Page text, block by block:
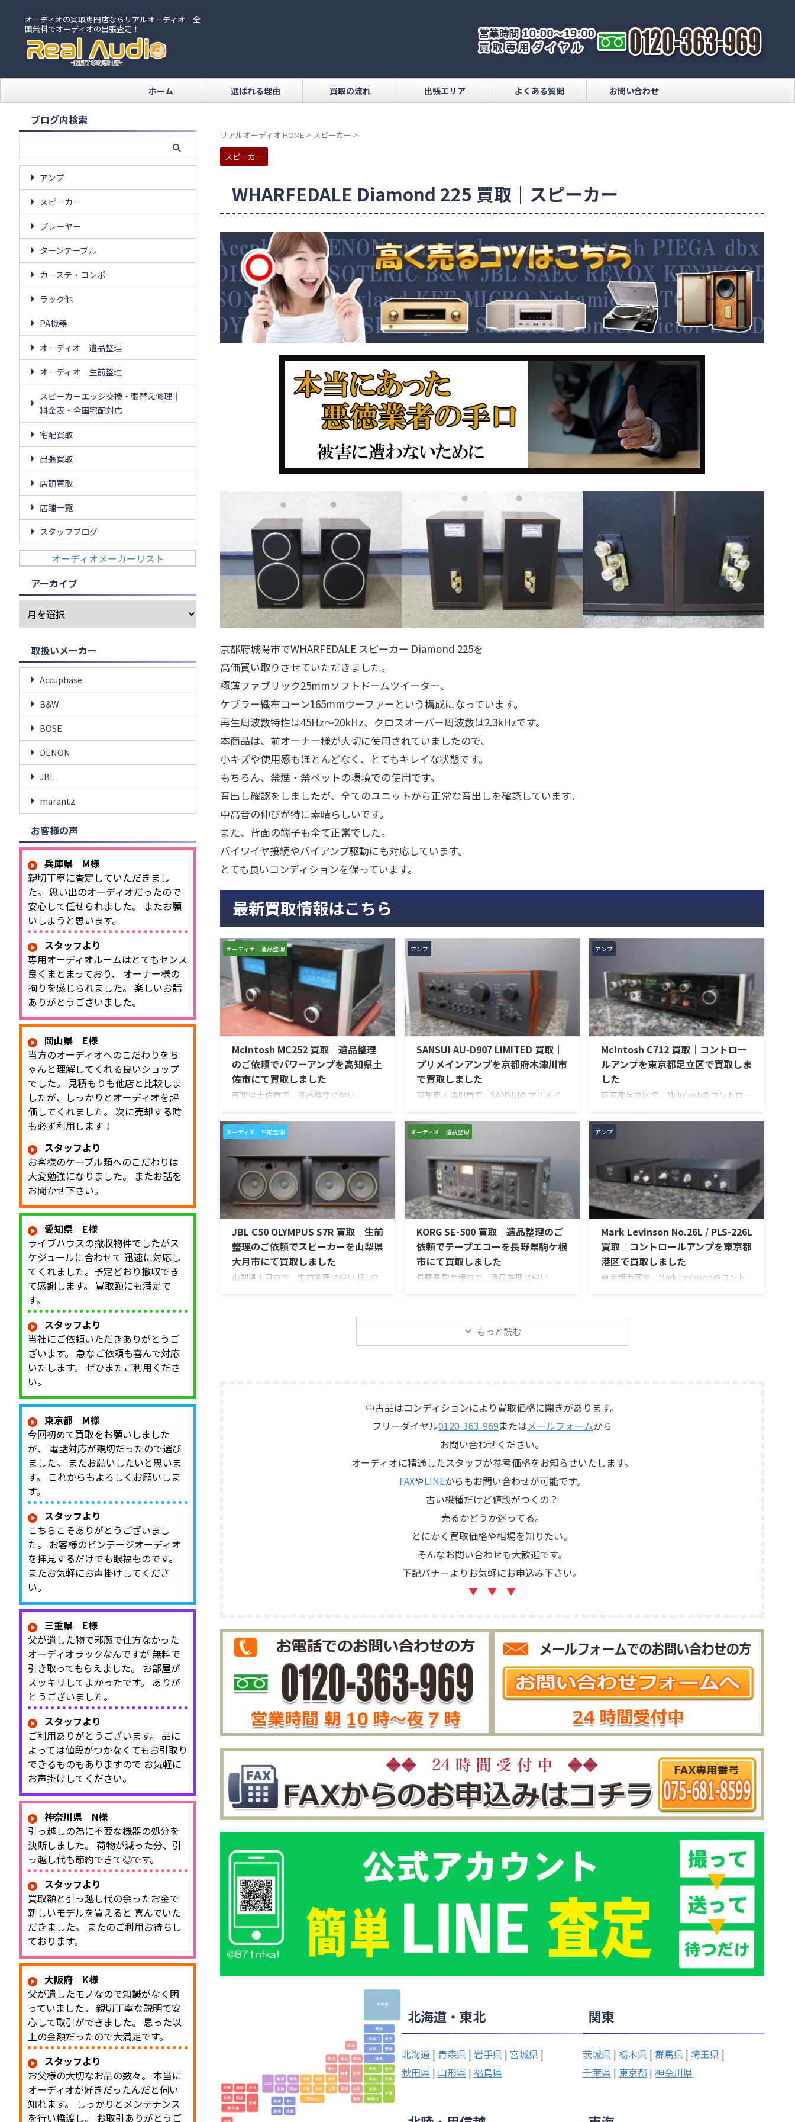
オーディオの買取専門店ならリアルオーディオ｜全
国無料でオーディオの出張査定！
ホーム 選ばれる理由 買取の流れ 出張エリア よくある質問 お問い合わせ
リアルオーディオ HOME > スピーカー >
スピーカー
WHARFEDALE Diamond 225 買取｜スピーカー
京都府城陽市でWHARFEDALE スピーカー Diamond 225を
高価買い取りさせていただきました。
極薄ファブリック25mmソフトドームツイーター、
ケブラー織布コーン165mmウーファーという構成になっています。
再生周波数特性は45Hz～20kHz、クロスオーバー周波数は2.3kHzです。
本商品は、前オーナー様が大切に使用されていましたので、
小キズや使用感もほとんどなく、とてもキレイな状態です。
もちろん、禁煙・禁ペットの環境での使用です。
音出し確認をしましたが、全てのユニットから正常な音出しを確認しています。
中高音の伸びが特に素晴らしいです。
また、背面の端子も全て正常でした。
バイワイヤ接続やバイアンプ駆動にも対応しています。
とても良いコンディションを保っています。
最新買取情報はこちら
オーディオ 遺品整理
McIntosh MC252 買取｜遺品整理
のご依頼でパワーアンプを高知県土
佐市にて買取しました
高知県土佐市で、遺品整理に伴い
「MC252」を出張買取させていただきま
した。今回のお品物は、ご家族様より
ので、価値を分かるところに見てほし
い」とご相談いただいたものです。
McIntosh MC252は、250W×2chの出力
を備えた2チャンネルパワーアンプで、
同社らしいブルーのパワーメーター、ガ
ラスフロントパネル、Autoformer、
Power Guard、Sentry Monitorなどを備
えたモデルです。査定では、左右チャン
...
アンプ
SANSUI AU-D907 LIMITED 買取｜
プリメインアンプを京都府木津川市
で買取しました
京都府木津川市で、SANSUIのプリメイ
取させていただきました。今回のお品物
は、AU-D907をベースに各部の高品位化
ネルの音出し状態、入力切替、ボリュー
ム、トーンコントロール、フォノ入力、
スピーカー出力、Pre Out、Main Amp入
力、外観コンディション、取扱説明書な
ど付属品の有無を確認しながら査定いた
しました。 買取商品：SANSUI AU-D907
LIMITED メーカー：SANSUI / 山水 / ...
アンプ
McIntosh C712 買取｜コントロー
ルアンプを東京都足立区で買取しま
した
東京都足立区で、McIntoshのコントロー
だきました。今回のお品物は、McIntosh
らしいガラスパネルデザインとリモート
式のコントロールアンプで、左右チャン
ネルの音出し、入力切替、ボリューム、
トーンコントロール、MMフォノ入力、
バランス出力、データポート、外観コン
ディション、リモコンなど付属品の有無
を確認しながら査定いたしました。 買取
商品：McIntosh C712 メーカー：
McIntosh / マッキントッシュ 型番： ...
オーディオ 生前整理
JBL C50 OLYMPUS S7R 買取｜生前
整理のご依頼でスピーカーを山梨県
大月市にて買取しました
山梨県大月市で、生前整理に伴いJBLの
のお品物は、長年大切に音楽を楽しまれ
ネットワークなどを組み合わせたヴィン
テージJBLのスピーカーシステムです。
オーディオ 遺品整理
KORG SE-500 買取｜遺品整理のご
依頼でテープエコーを長野県駒ケ根
市にて買取しました
長野県駒ケ根市で、遺品整理に伴い
た。今回のお品物は、前オーナー様が大
切に保管されていたヴィンテージのテー
プエコーで、ご家族様より「価値がある
を楽しめる機材です。査定では、通電状
態、音出し、テープ走行、録音・再生ヘ
ッド、エコー音の出方、各入力端子、出
力端子、外部コントロ ...
アンプ
Mark Levinson No.26L / PLS-226L
買取｜コントロールアンプを東京都
港区で買取しました
東京都港区で、Mark Levinsonのコント
お品物は、アンプ部No.26Lと外部電源部
ィション、取扱説明書など付属品の有無
を確認しながら査定いたしました。 買取
商品：Mark Levinson N ...
もっと読む
中古品はコンディションにより買取価格に開きがあります。
フリーダイヤル0120-363-969またはメールフォームから
お問い合わせください。
オーディオに精通したスタッフが参考価格をお知らせいたします。
FAXやLINEからもお問い合わせが可能です。
古い機種だけど値段がつくの？
売るかどうか迷ってる。
とにかく買取価格や相場を知りたい。
そんなお問い合わせも大歓迎です。
下記バナーよりお気軽にお申込み下さい。
▼ ▼ ▼
北海道・東北
北海道| 青森県 | 岩手県 | 宮城県 |
秋田県 | 山形県 | 福島県
関東
茨城県 |栃木県 |群馬県 |埼玉県 |
千葉県 | 東京都 |神奈川県
ブログ内検索
アンプ
スピーカー
プレーヤー
ターンテーブル
カーステ・コンポ
ラック他
PA機器
オーディオ 遺品整理
オーディオ 生前整理
スピーカーエッジ交換・張替え修理｜
料金表・全国宅配対応
宅配買取
出張買取
店頭買取
店舗一覧
スタッフブログ
オーディオメーカーリスト
アーカイブ
取扱いメーカー
Accuphase
B&W
BOSE
DENON
JBL
marantz
お客様の声
兵庫県 M様
親切丁寧に査定していただきまし
た。 思い出のオーディオだったので
安心して任せられました。 またお願
いしようと思います。
スタッフより
専用オーディオルームはとてもセンス
良くまとまっており、 オーナー様の
拘りを感じられました。 楽しいお話
ありがとうございました。
岡山県 E様
当方のオーディオへのこだわりをち
ゃんと理解してくれる良いショップ
でした。 見積もりも他店と比較しま
したが、しっかりとオーディオを評
価してくれました。 次に売却する時
も必ず利用します！
スタッフより
お客様のケーブル類へのこだわりは
大変勉強になりました。 またお話を
お聞かせ下さい。
愛知県 E様
ライブハウスの撤収物件でしたがス
ケジュールに合わせて 迅速に対応し
てくれました。予定どおり撤収でき
て感謝します。 買取額にも満足で
す。
スタッフより
当社にご依頼いただきありがとうご
ざいます。 急なご依頼も喜んで対応
いたします。 ぜひまたご利用くださ
い。
東京都 M様
今回初めて買取をお願いしました
が、 電話対応が親切だったので選び
ました。 またお願いしたいと思いま
す。 これからもよろしくお願いしま
す。
スタッフより
こちらこそありがとうございまし
た。 お客様のビンテージオーディオ
を拝見するだけでも眼福ものです。
またお気軽にお声掛けしてくださ
い。
三重県 E様
父が遺した物で邪魔で仕方なかった
オーディオラックなんですが 無料で
引き取ってもらえました。 お部屋が
スッキリしてよかったです。 ありが
とうございました。
スタッフより
ご利用ありがとうございます。 品に
よっては値段がつかなくてもお引取り
できるものもありますので お気軽に
お声掛けしてください。
神奈川県 N様
引っ越しの為に不要な機器の処分を
決断しました。 荷物が減った分、引
っ越し代も節約できて◎です。
スタッフより
買取額と引っ越し代の余ったお金で
新しいモデルを買えると 喜んでいた
だきました。 またのご利用お待ちし
ております。
大阪府 K様
父が遺したモノなので知識がなく困
っていました。 親切丁寧な説明で安
心して取引ができました。 思った以
上の金額だったので大満足です。
スタッフより
お父様の大切なお品の数々。 本当に
オーディオが好きだったんだと伺い
知れます。 しっかりとメンテナンス
を行い橋渡し。 お取引ありがとうご